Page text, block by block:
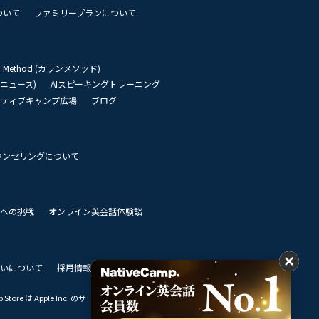
いて ファミリープランについて
Method (カランメソッド)
ュース)
AIスピーキングトレーニング
ィブキャンプ広場
ブログ
セリングについて
の挑戦 オンライン英会話体験談
について 採用情報 私達のビジョン
は Apple Inc. のサービスマークです。